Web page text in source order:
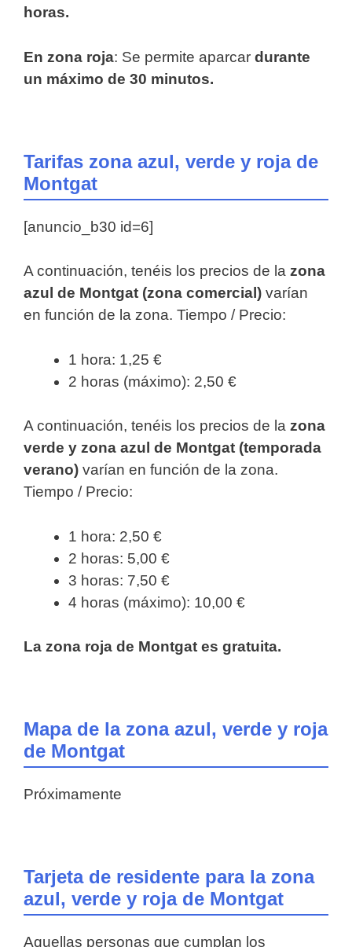
horas.
En zona roja: Se permite aparcar durante
un máximo de 30 minutos.
Tarifas zona azul, verde y roja de
Montgat
[anuncio_b30 id=6]
A continuación, tenéis los precios de la zona
azul de Montgat (zona comercial) varían
en función de la zona. Tiempo / Precio:
1 hora: 1,25 €
2 horas (máximo): 2,50 €
A continuación, tenéis los precios de la zona
verde y zona azul de Montgat (temporada
verano) varían en función de la zona.
Tiempo / Precio:
1 hora: 2,50 €
2 horas: 5,00 €
3 horas: 7,50 €
4 horas (máximo): 10,00 €
La zona roja de Montgat es gratuita.
Mapa de la zona azul, verde y roja
de Montgat
Próximamente
Tarjeta de residente para la zona
azul, verde y roja de Montgat
Aquellas personas que cumplan los